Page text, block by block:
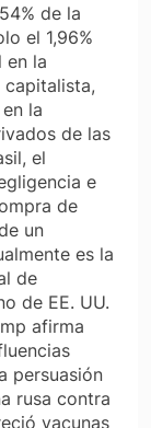
de la
el 1,96%
en la
capitalista,
la
de las
el
e
de
un
es la
de
de EE. UU.
afirma
persuasión
rusa contra
vacunas